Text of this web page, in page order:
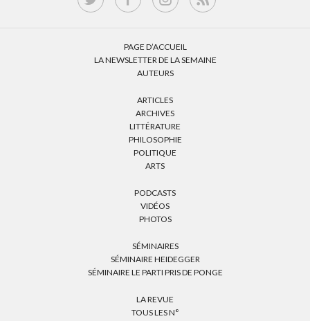
PAGE D’ACCUEIL
LA NEWSLETTER DE LA SEMAINE
AUTEURS
ARTICLES
ARCHIVES
LITTÉRATURE
PHILOSOPHIE
POLITIQUE
ARTS
PODCASTS
VIDÉOS
PHOTOS
SÉMINAIRES
SÉMINAIRE HEIDEGGER
SÉMINAIRE LE PARTI PRIS DE PONGE
LA REVUE
TOUS LES N°